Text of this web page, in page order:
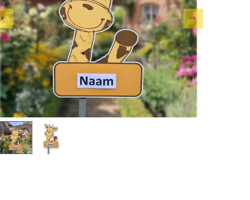
Previous Next